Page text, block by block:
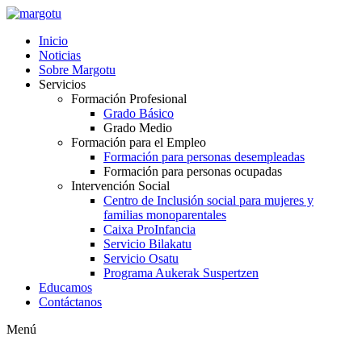
Ir
contenido
Inicio
Noticias
Sobre Margotu
Servicios
Formación Profesional
Grado Básico
Grado Medio
Formación para el Empleo
Formación para personas desempleadas
Formación para personas ocupadas
Intervención Social
Centro de Inclusión social para mujeres y
familias monoparentales
Caixa ProInfancia
Servicio Bilakatu
Servicio Osatu
Programa Aukerak Suspertzen
Educamos
Contáctanos
Menú